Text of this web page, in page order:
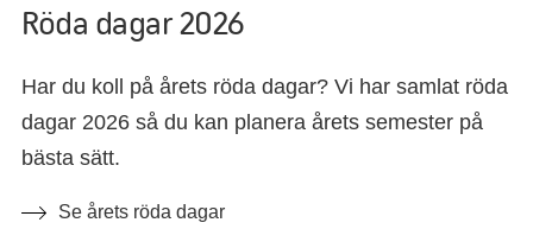
Röda dagar 2026
Har du koll på årets röda dagar? Vi har samlat röda
dagar 2026 så du kan planera årets semester på
bästa sätt.
Se årets röda dagar